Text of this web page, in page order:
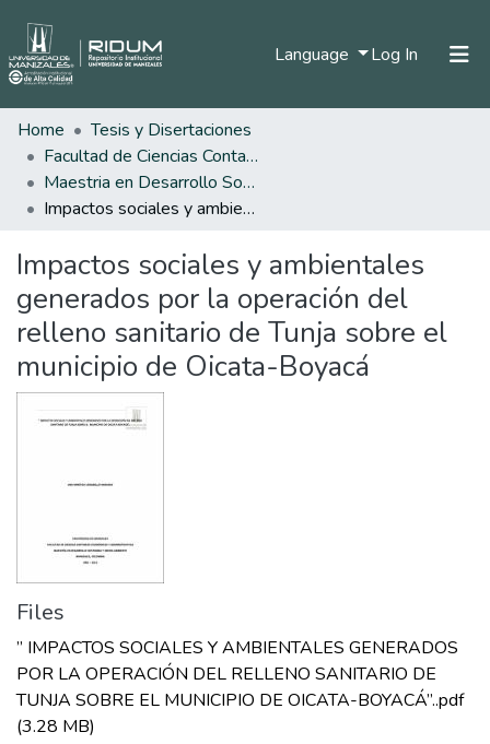
Language Log In (current)
Statistics
Home
Tesis y Disertaciones
Facultad de Ciencias Contables Económicas y Administrativas
Maestria en Desarrollo Sostenible y Medio Ambiente
Impactos sociales y ambientales generados por la operación del relleno sanitario de Tunja sobre el municipio de Oicata-Boyacá
Impactos sociales y ambientales
generados por la operación del
relleno sanitario de Tunja sobre el
municipio de Oicata-Boyacá
Files
” IMPACTOS SOCIALES Y AMBIENTALES GENERADOS
POR LA OPERACIÓN DEL RELLENO SANITARIO DE
TUNJA SOBRE EL MUNICIPIO DE OICATA-BOYACÁ”..pdf
(3.28 MB)